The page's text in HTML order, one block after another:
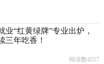
业“红黄绿牌”专业出炉，
三年吃香！
阅读数4557